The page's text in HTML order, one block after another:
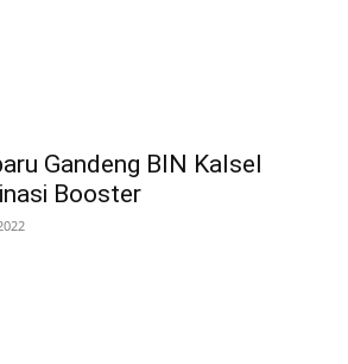
Gandeng BIN Kalsel
Booster